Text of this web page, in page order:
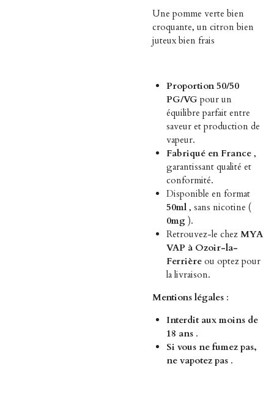
Une pomme verte bien
croquante, un citron bien
juteux bien frais
Proportion 50/50
PG/VG pour un
équilibre parfait entre
saveur et production de
vapeur.
Fabriqué en France,
garantissant qualité et
conformité.
Disponible en format
50ml, sans nicotine (
0mg).
Retrouvez-le chez MYA
VAP à Ozoir-la-
Ferrièreou optez pour
la livraison.
Mentions légales :
Interdit aux moins de
18 ans.
Si vous ne fumez pas,
ne vapotez pas.